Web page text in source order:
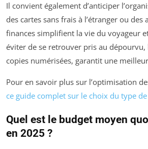
Il convient également d’anticiper
des cartes sans frais à l’étranger ou
finances simplifient la vie du voyageur
éviter de se retrouver pris au
copies numérisées, garantit une
Pour en savoir plus sur l’optimisation
ce guide complet sur le choix du type
Quel est le budget moyen
en 2025 ?